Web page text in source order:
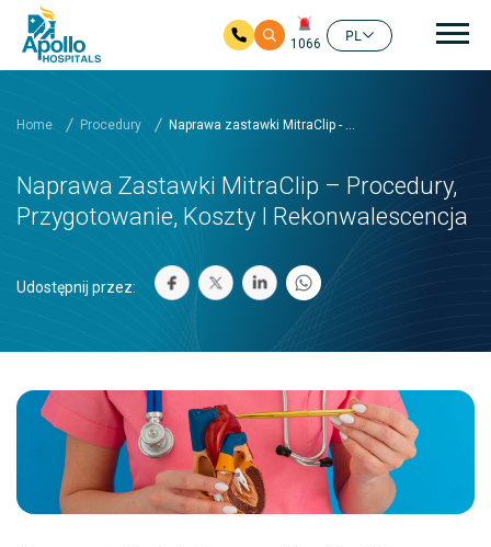
1066
PL
Home Procedury Naprawa zastawki MitraClip - ...
Naprawa Zastawki MitraClip – Procedury,
Przygotowanie, Koszty I Rekonwalescencja
Udostępnij przez: